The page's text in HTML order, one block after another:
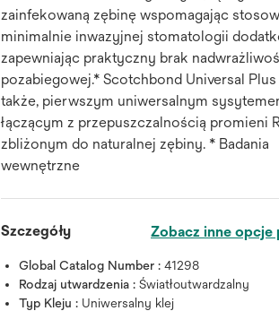
zainfekowaną zębinę wspomagając
minimalnie inwazyjnej stomatologii
zapewniając praktyczny brak
pozabiegowej.* Scotchbond Universal
także, pierwszym uniwersalnym
łączącym z przepuszczalnością promieni
zbliżonym do naturalnej zębiny. * Badania
wewnętrzne
Szczegóły Zobacz inne opcje
Global Catalog Number :41298
Rodzaj utwardzenia :Światłoutwardzalny
Typ Kleju : Uniwersalny klej